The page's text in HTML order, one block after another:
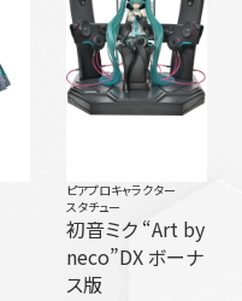
ピアプロキャラクター
スタチュー
初音ミク “Art by
neco”DX ボーナ
ス版